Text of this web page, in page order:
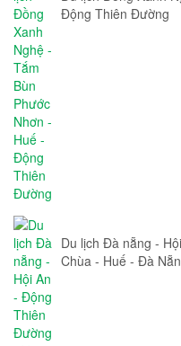
Động Thiên Đường
Du lịch Đà nẵng -
Chùa - Huế - Đà